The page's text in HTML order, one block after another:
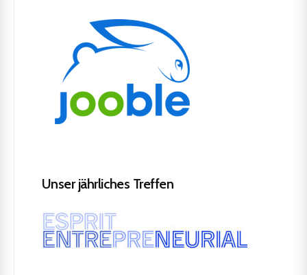
Unser jährliches Treffen